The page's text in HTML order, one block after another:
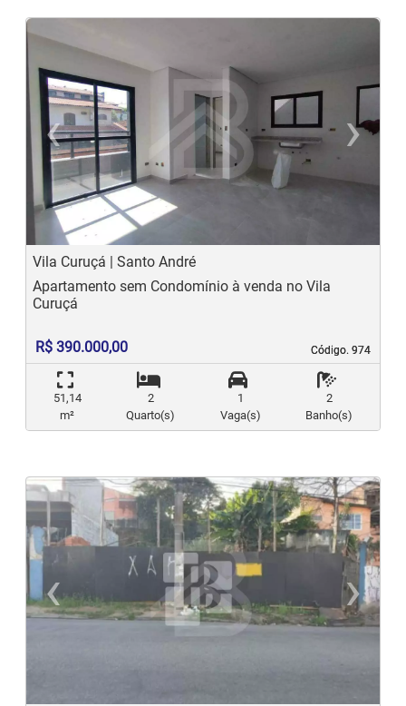
‹
Previous
›
Vila Curuçá | Santo André
Código. 974
Código. 974
Apartamento sem Condomínio à venda no Vila
Curuçá
R$ 390.000,00
51,14
m²
2
Quarto(s)
1
Vaga(s)
2
Banho(s)
‹
Previous
›